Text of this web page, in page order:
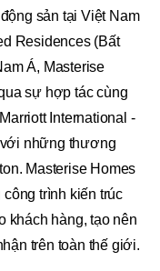
sản tại Việt Nam
Residences (Bất
Á, Masterise
sự hợp tác cùng
International -
những thương
Masterise Homes
trình kiến trúc
khách hàng, tạo nên
trên toàn thế giới.